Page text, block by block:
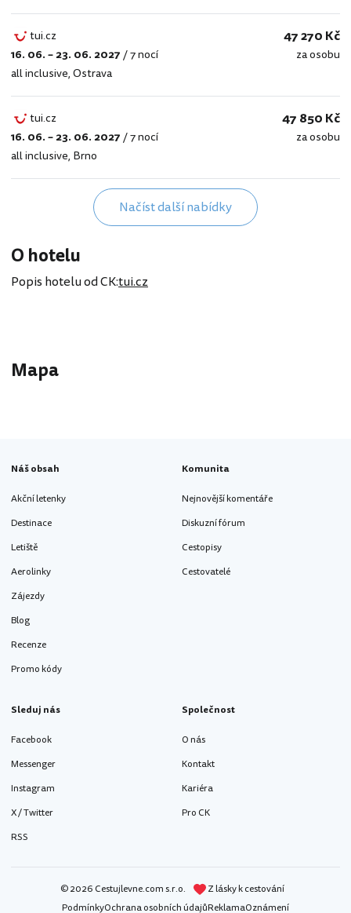
tui.cz
tui.cz
16. 06. – 23. 06. 2027/7 nocí
all inclusive,Ostrava
47 270 Kč
za osobu
tui.cz
tui.cz
16. 06. – 23. 06. 2027/7 nocí
all inclusive, Brno
47 850 Kč
za osobu
Načíst další nabídky
O hotelu
Popis hotelu od CK:tui.cz
Mapa
Náš obsah
Akční letenky
Destinace
Letiště
Aerolinky
Zájezdy
Blog
Recenze
Promo kódy
Komunita
Nejnovější komentáře
Diskuzní fórum
Cestopisy
Cestovatelé
Sleduj nás
Facebook
Messenger
Instagram
X / Twitter
RSS
Společnost
O nás
Kontakt
Kariéra
Pro CK
© 2026 Cestujlevne.com s.r.o.
Z lásky k cestování
PodmínkyOchrana osobních údajůReklamaOznámení